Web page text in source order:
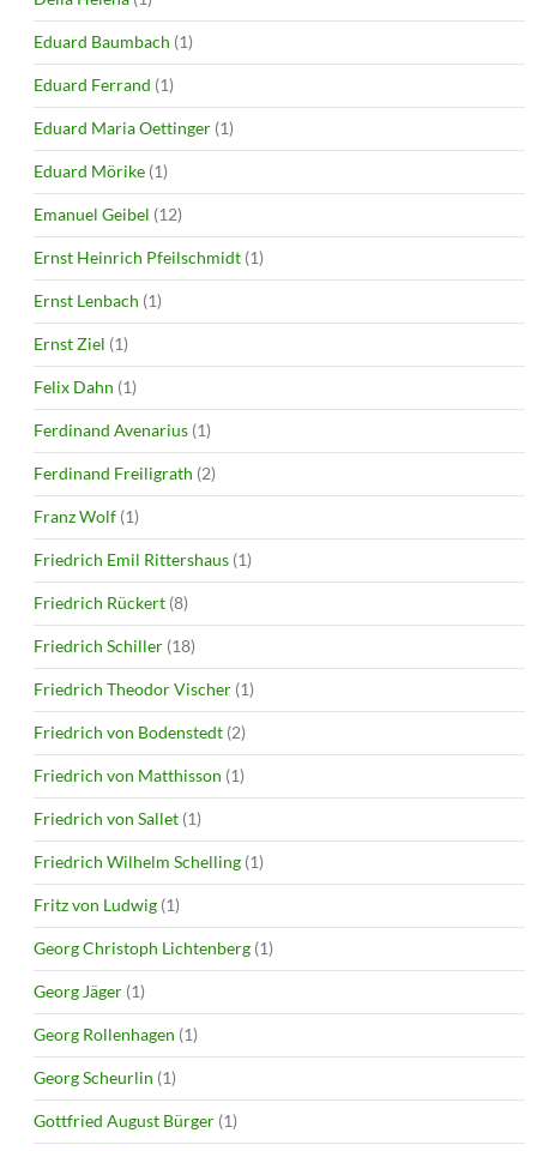
Eduard Baumbach (1)
Eduard Ferrand (1)
Eduard Maria Oettinger (1)
Eduard Mörike (1)
Emanuel Geibel (12)
Ernst Heinrich Pfeilschmidt (1)
Ernst Lenbach (1)
Ernst Ziel (1)
Felix Dahn (1)
Ferdinand Avenarius (1)
Ferdinand Freiligrath (2)
Franz Wolf (1)
Friedrich Emil Rittershaus (1)
Friedrich Rückert (8)
Friedrich Schiller (18)
Friedrich Theodor Vischer (1)
Friedrich von Bodenstedt (2)
Friedrich von Matthisson (1)
Friedrich von Sallet (1)
Friedrich Wilhelm Schelling (1)
Fritz von Ludwig (1)
Georg Christoph Lichtenberg (1)
Georg Jäger (1)
Georg Rollenhagen (1)
Georg Scheurlin (1)
Gottfried August Bürger (1)